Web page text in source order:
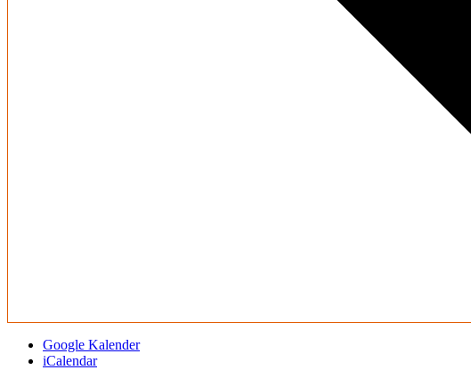
Google Kalender
iCalendar